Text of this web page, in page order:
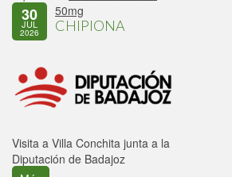
50mg
30
JUL
2026 CHIPIONA
Visita a Villa Conchita junta a la
Diputación de Badajoz